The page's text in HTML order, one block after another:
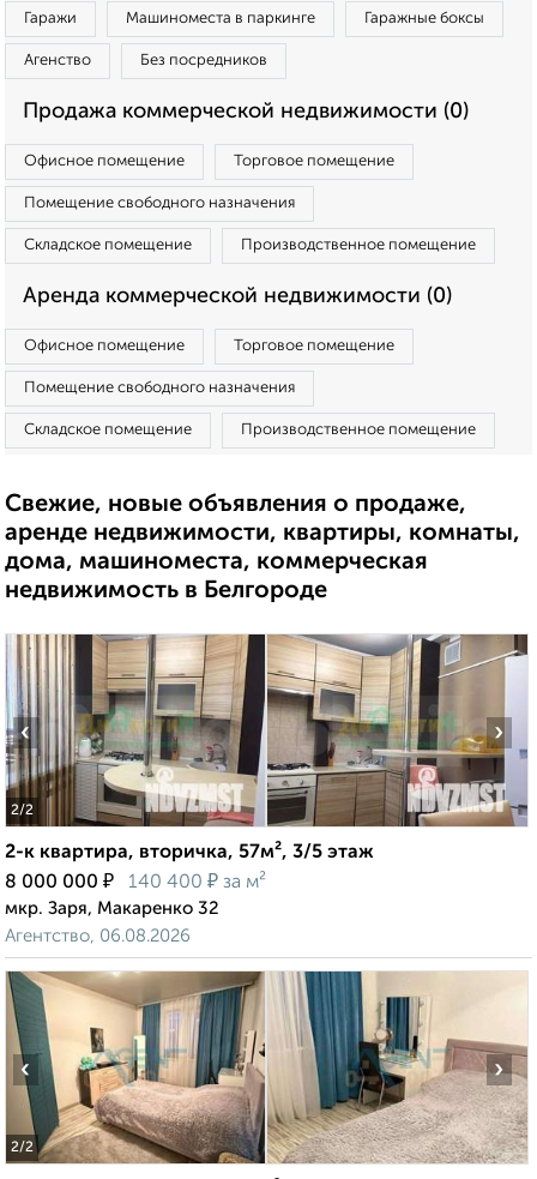
Гаражи Машиноместа в паркинге Гаражные боксы
Агенство Без посредников
Продажа коммерческой недвижимости (0)
Офисное помещение Торговое помещение
Помещение свободного назначения
Складское помещение Производственное помещение
Аренда коммерческой недвижимости (0)
Офисное помещение Торговое помещение
Помещение свободного назначения
Складское помещение Производственное помещение
Свежие, новые объявления о продаже,
аренде недвижимости, квартиры, комнаты,
дома, машиноместа, коммерческая
недвижимость в Белгороде
2/2
‹ ›
2-к квартира, вторичка, 57м², 3/5 этаж
8 000 000 ₽ 140 400 ₽ за м²
мкр. Заря, Макаренко 32
Агентство, 06.08.2026
2/2
‹ ›